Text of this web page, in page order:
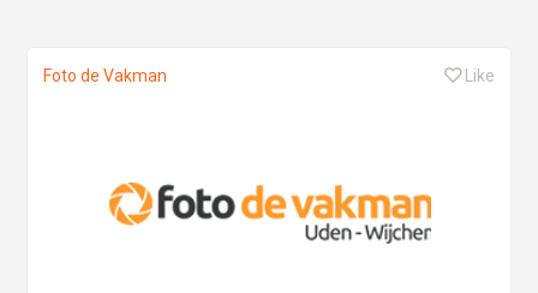
Foto de Vakman Like